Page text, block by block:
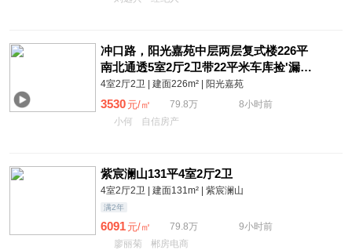
冲口路，阳光嘉苑中层两层复式楼226平
南北通透5室2厅2卫带22平米车库捡'漏价
79.8万。
4室2厅2卫 | 建面226m² | 阳光嘉苑
3530 元/㎡ 79.8万
8小时前
小何
自信房产
紫宸澜山131平4室2厅2卫
4室2厅2卫 | 建面131m² | 紫宸澜山
满2年
6091 元/㎡ 79.8万
9小时前
廖丽菊
郴房电商